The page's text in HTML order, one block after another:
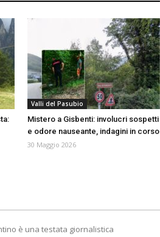
Valli del Pasubio
Mistero a Gisbenti: involucri sospetti
e odore nauseante, indagini in corso
30 Maggio 2026
è una testata giornalistica